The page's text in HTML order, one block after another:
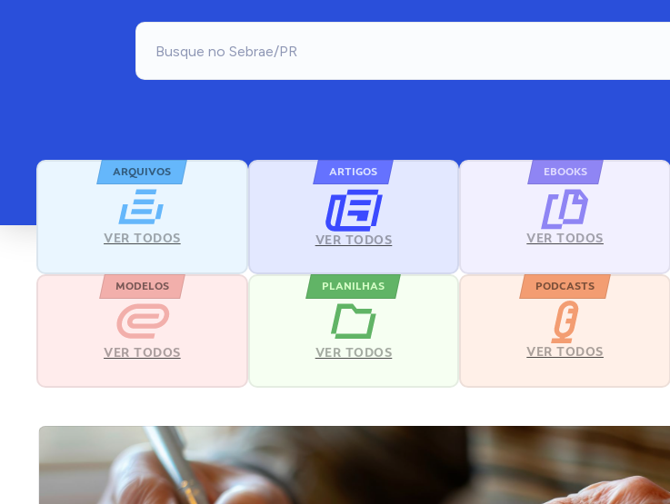
ARQUIVOS
VER TODOS
ARTIGOS
VER TODOS
EBOOKS
VER TODOS
MODELOS
VER TODOS
PLANILHAS
VER TODOS
PODCASTS
VER TODOS